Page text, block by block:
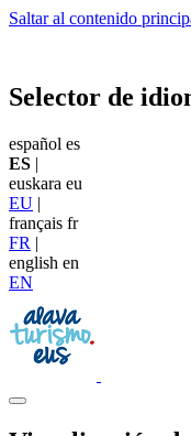
Saltar al contenido
Selector de
español es
ES |
euskara eu
EU |
français fr
FR |
english en
EN